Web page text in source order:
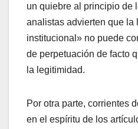
un quiebre al principio de
analistas advierten que la
institucional» no puede
de perpetuación de facto
la legitimidad.
​Por otra parte, corrientes
en el espíritu de los